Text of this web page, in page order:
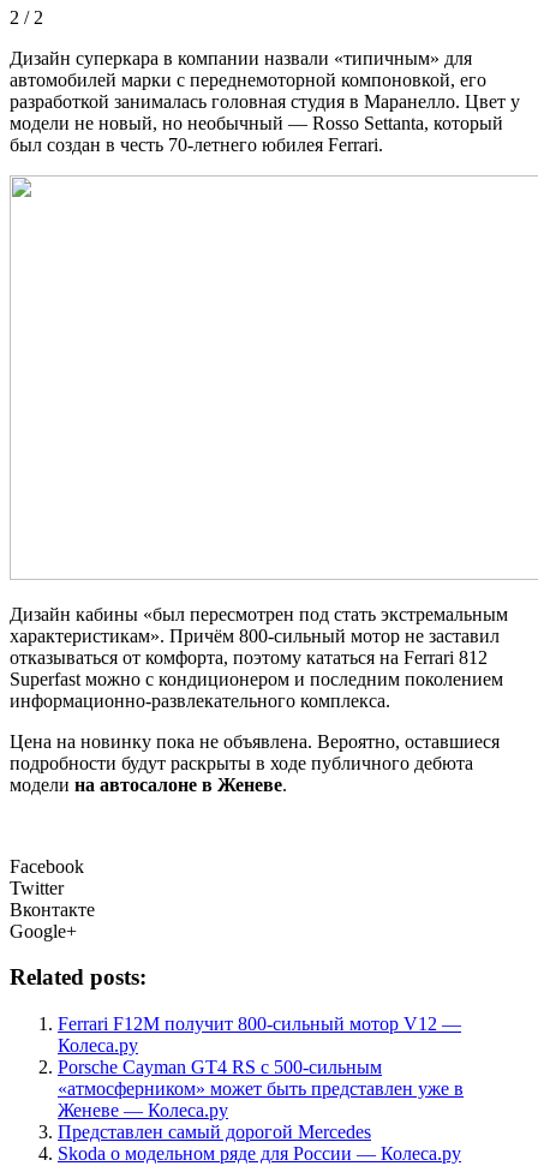
2 / 2
Дизайн суперкара в компании назвали «типичным» для
автомобилей марки с переднемоторной компоновкой, его
разработкой занималась головная студия в Маранелло. Цвет у
модели не новый, но необычный — Rosso Settanta, который
был создан в честь 70-летнего юбилея Ferrari.
Дизайн кабины «был пересмотрен под стать экстремальным
характеристикам». Причём 800-сильный мотор не заставил
отказываться от комфорта, поэтому кататься на Ferrari 812
Superfast можно с кондиционером и последним поколением
информационно-развлекательного комплекса.
Цена на новинку пока не объявлена. Вероятно, оставшиеся
подробности будут раскрыты в ходе публичного дебюта
модели на автосалоне в Женеве.
Facebook
Twitter
Вконтакте
Google+
Related posts:
Ferrari F12M получит 800-сильный мотор V12 —
Колеса.ру
Porsche Cayman GT4 RS с 500-сильным
«атмосферником» может быть представлен уже в
Женеве — Колеса.ру
Представлен самый дорогой Mercedes
Skoda о модельном ряде для России — Колеса.ру